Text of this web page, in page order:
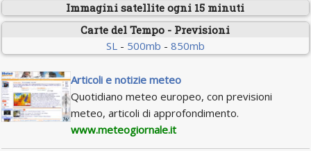
Immagini satellite ogni 15 minuti
Carte del Tempo - Previsioni
SL- 500mb - 850mb
Articoli e notizie meteo
Quotidiano meteo europeo, con previsioni
meteo, articoli di approfondimento.
www.meteogiornale.it